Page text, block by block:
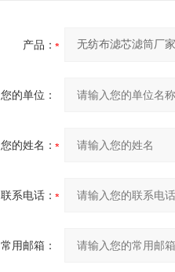
产品：
您的单位：
您的姓名：
联系电话：
常用邮箱：